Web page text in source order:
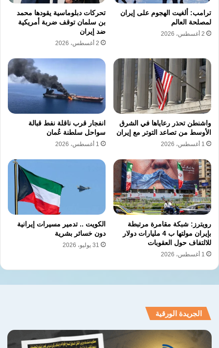
ترامب: ألغيت الهجوم على إيران
لمصلحة العالم
2 أغسطس، 2026
تحركات دبلوماسية يقودها محمد
بن سلمان توقف ضربة أمريكية
ضد إيران
2 أغسطس، 2026
واشنطن تحذر رعاياها في الشرق
الأوسط من تصاعد التوتر مع إيران
1 أغسطس، 2026
انفجار قرب ناقلة نفط قبالة
سواحل سلطنة عُمان
1 أغسطس، 2026
رويترز: شبكة مقامرة مرتبطة
بإيران مولتها ب 4 مليارات دولار
للالتفاف حول العقوبات
1 أغسطس، 2026
الكويت .. تدمير مسيرات إيرانية
دون خسائر بشرية
31 يوليو، 2026
الجريدة الورقية